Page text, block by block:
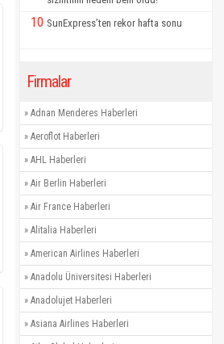
10 SunExpress’ten rekor hafta sonu
Firmalar
» Adnan Menderes Haberleri
» Aeroflot Haberleri
» AHL Haberleri
» Air Berlin Haberleri
» Air France Haberleri
» Alitalia Haberleri
» American Airlines Haberleri
» Anadolu Üniversitesi Haberleri
» Anadolujet Haberleri
» Asiana Airlines Haberleri